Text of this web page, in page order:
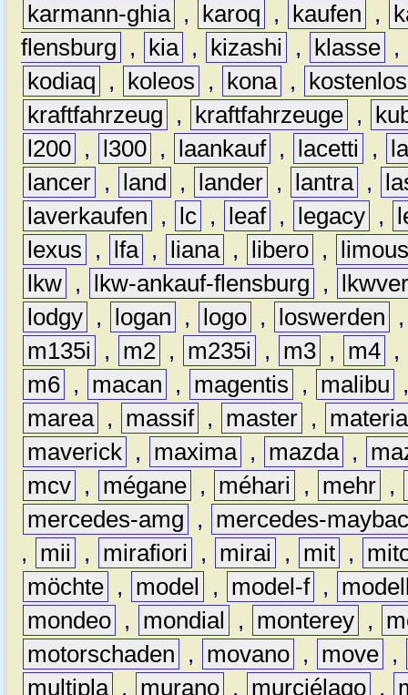
karmann-ghia , karoq , kaufen ,
flensburg
, kia , kizashi , klasse ,
kodiaq
, koleos , kona ,
kostenlos
kraftfahrzeug
, kraftfahrzeuge ,
l200 , l300 , laankauf , lacetti ,
lancer , land , lander , lantra ,
laverkaufen
, lc , leaf , legacy ,
lexus
, lfa , liana , libero ,
lkw , lkw-ankauf-flensburg ,
lodgy , logan , logo , loswerden
m135i
, m2 , m235i , m3 , m4 ,
m6 , macan , magentis , malibu
marea , massif , master ,
materia
maverick , maxima , mazda ,
mcv , mégane , méhari , mehr ,
mercedes-amg
,
mercedes-
,
mii , mirafiori , mirai , mit ,
möchte , model , model-f ,
mondeo , mondial , monterey ,
motorschaden
, movano , move ,
multipla , murano , murciélago ,